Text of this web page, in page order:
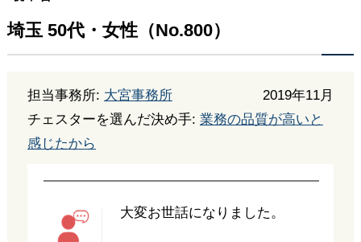
埼玉 50代・女性（No.800）
担当事務所: 大宮事務所
2019年11月
チェスターを選んだ決め手: 業務の品質が高いと
感じたから
大変お世話になりました。